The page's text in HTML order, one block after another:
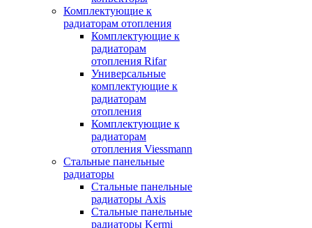
Комплектующие к
радиаторам отопления
Комплектующие к
радиаторам
отопления Rifar
Универсальные
комплектующие к
радиаторам
отопления
Комплектующие к
радиаторам
отопления Viessmann
Стальные панельные
радиаторы
Стальные панельные
радиаторы Axis
Стальные панельные
радиаторы Kermi